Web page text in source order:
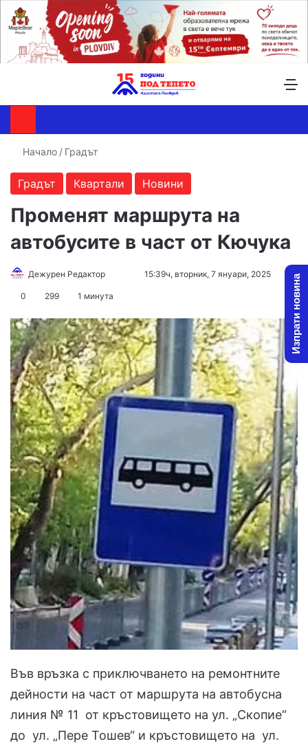
Начало / Градът
Градът Квартали Новини
Променят маршрута на
автобусите в част от Кючука
Дежурен Редактор
Send15:39ч, вторник, 7 януари, 2025
0 299 1 минута
Във връзка с приключването на ремонтните
дейности на част от маршрута на автобусна
линия № 11 от кръстовището на ул. „Скопие“
до ул. „Пере Тошев“ и кръстовището на ул.
Изпрати новина